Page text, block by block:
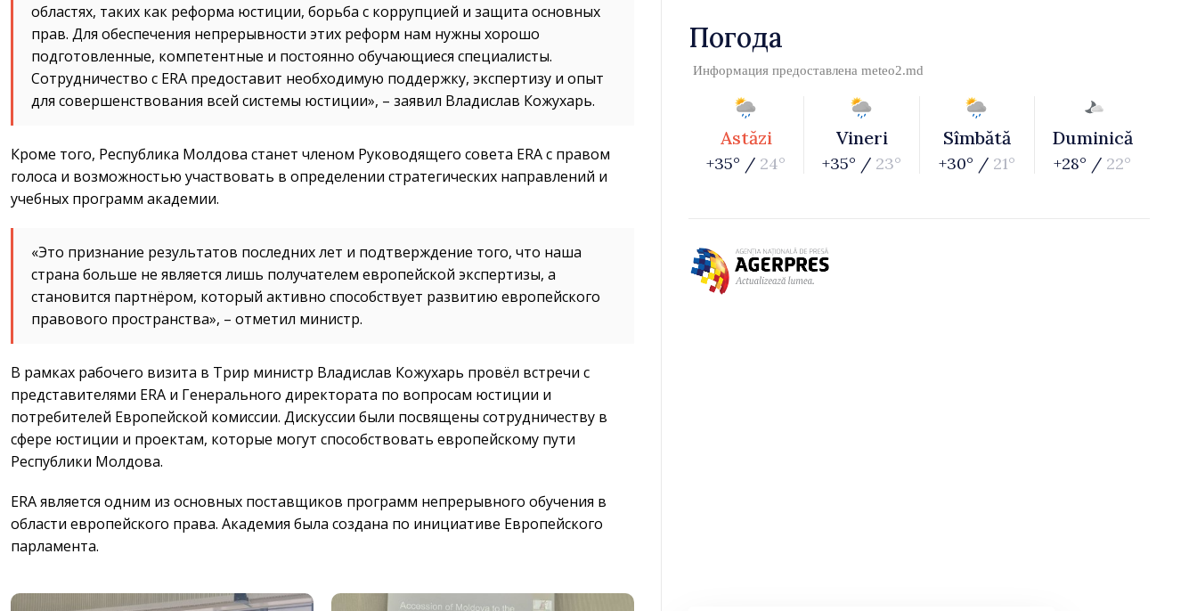
областях, таких как реформа юстиции, борьба с коррупцией и защита основных
прав. Для обеспечения непрерывности этих реформ нам нужны хорошо
подготовленные, компетентные и постоянно обучающиеся специалисты.
Сотрудничество с ERA предоставит необходимую поддержку, экспертизу и опыт
для совершенствования всей системы юстиции», – заявил Владислав Кожухарь.
Кроме того, Республика Молдова станет членом Руководящего совета ERA с правом
голоса и возможностью участвовать в определении стратегических направлений и
учебных программ академии.
«Это признание результатов последних лет и подтверждение того, что наша
страна больше не является лишь получателем европейской экспертизы, а
становится партнёром, который активно способствует развитию европейского
правового пространства», – отметил министр.
В рамках рабочего визита в Трир министр Владислав Кожухарь провёл встречи с
представителями ERA и Генерального директората по вопросам юстиции и
потребителей Европейской комиссии. Дискуссии были посвящены сотрудничеству в
сфере юстиции и проектам, которые могут способствовать европейскому пути
Республики Молдова.
ERA является одним из основных поставщиков программ непрерывного обучения в
области европейского права. Академия была создана по инициативе Европейского
парламента.
Погода
Информация предоставлена meteo2.md
Astăzi
+35° / 24°
Vineri
+35° / 23°
Sîmbătă
+30° / 21°
Duminică
+28° / 22°